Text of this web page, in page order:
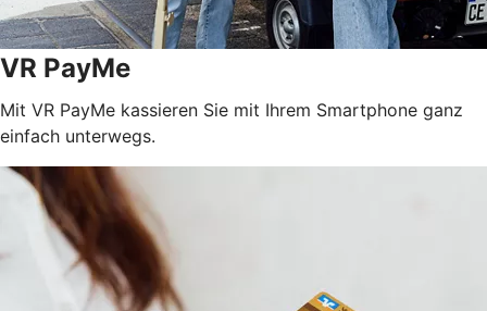
VR PayMe
Mit VR PayMe kassieren Sie mit Ihrem Smartphone ganz
einfach unterwegs.